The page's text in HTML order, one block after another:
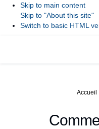
Skip to main content
Skip to "About this site"
Switch to basic HTML
Vous êtes ici:
Accueil